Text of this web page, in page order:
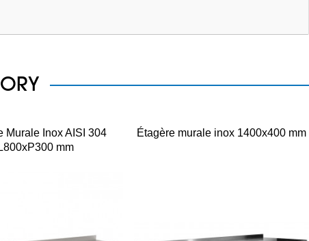
Murale Inox AISI 304
L800xP300 mm
Étagère murale inox 1400x400 mm